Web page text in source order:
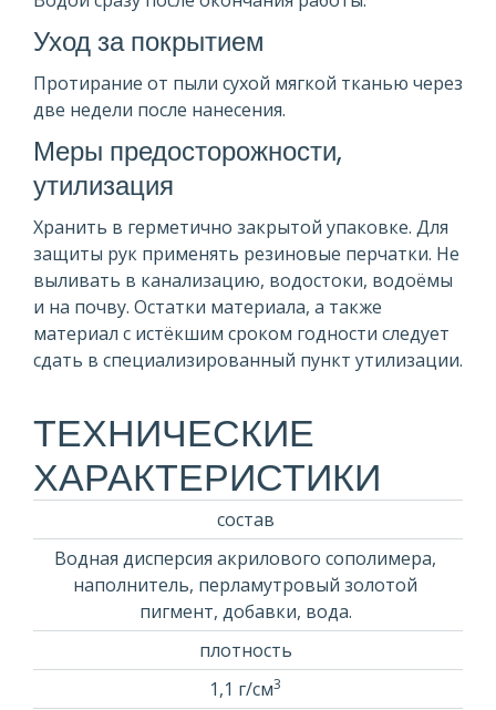
Уход за покрытием
Протирание от пыли сухой мягкой тканью через
две недели после нанесения.
Меры предосторожности,
утилизация
Хранить в герметично закрытой упаковке. Для
защиты рук применять резиновые перчатки. Не
выливать в канализацию, водостоки, водоёмы
и на почву. Остатки материала, а также
материал с истёкшим сроком годности следует
сдать в специализированный пункт утилизации.
ТЕХНИЧЕСКИЕ
ХАРАКТЕРИСТИКИ
состав
Водная дисперсия акрилового сополимера,
наполнитель, перламутровый золотой
пигмент, добавки, вода.
плотность
1,1 г/см3